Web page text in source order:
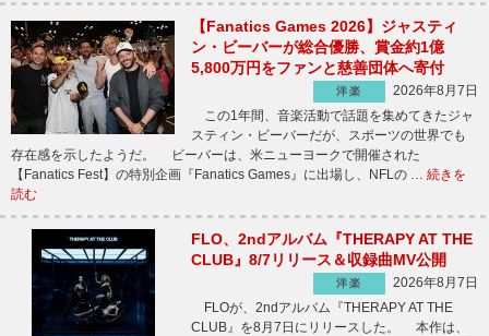
【Fanatics Games 2026】ジャスティ
ン・ビーバーが総合優勝、賞金約1億
5,800万円をファンと慈善団体へ寄付
洋楽
2026年8月7日
この1年間、音楽活動で話題を集めてきたジャ
スティン・ビーバーだが、スポーツの世界でも
存在感を示したようだ。 ビーバーは、米ニューヨークで開催された
【Fanatics Fest】の特別企画『Fanatics Games』に出場し、NFLの … 続きを
読む
FLO、2ndアルバム『THERAPY AT THE
CLUB』8/7リリース＆収録曲MV公開
洋楽
2026年8月7日
FLOが、2ndアルバム『THERAPY AT THE
CLUB』を8月7日にリリースした。 本作は、